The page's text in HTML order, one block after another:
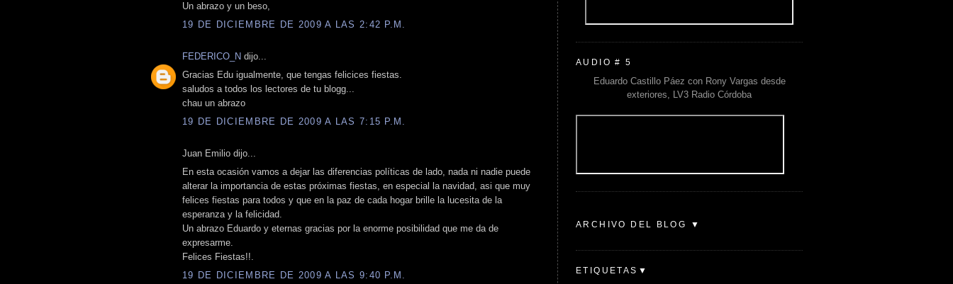
Un abrazo y un beso,
19 DE DICIEMBRE DE 2009 A LAS 2:42 P.M.
FEDERICO_N dijo...
Gracias Edu igualmente, que tengas felicices fiestas.
saludos a todos los lectores de tu blogg...
chau un abrazo
19 DE DICIEMBRE DE 2009 A LAS 7:15 P.M.
Juan Emilio dijo...
En esta ocasión vamos a dejar las diferencias políticas de lado, nada ni nadie puede
alterar la importancia de estas próximas fiestas, en especial la navidad, asi que muy
felices fiestas para todos y que en la paz de cada hogar brille la lucesita de la
esperanza y la felicidad.
Un abrazo Eduardo y eternas gracias por la enorme posibilidad que me da de
expresarme.
Felices Fiestas!!.
19 DE DICIEMBRE DE 2009 A LAS 9:40 P.M.
AUDIO # 5
Eduardo Castillo Páez con Rony Vargas desde
exteriores, LV3 Radio Córdoba
ARCHIVO DEL BLOG ▼
ETIQUETAS▼